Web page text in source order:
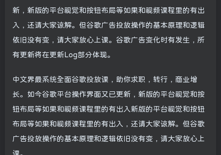
新，新版的平台视觉和按钮布局等如果和视频课程里的有出
入，还请大家谅解。但谷歌广告投放操作的基本原理和逻辑
依旧没有变，请大家放心上课。谷歌广告变化时有发生，所
有更新将在更新Log部分体现。
中文界最系统全面谷歌投放课，助你求职，转行，商业增
长。如今谷歌平台操作界面又已更新，新版的平台视觉和按
钮布局等如果和视频课程里的有出入新版的平台视觉和按钮
布局等如果和视频课程里的有出入，还请大家谅解。但谷歌
广告投放操作的基本原理和逻辑依旧没有变，请大家放心上
课。